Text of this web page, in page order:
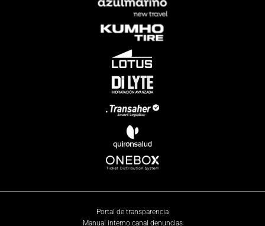
Portal de transparencia
Manual interno canal denuncias